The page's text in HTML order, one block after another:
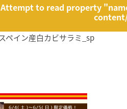
to read property
ペイン産白カビサラミ_sp